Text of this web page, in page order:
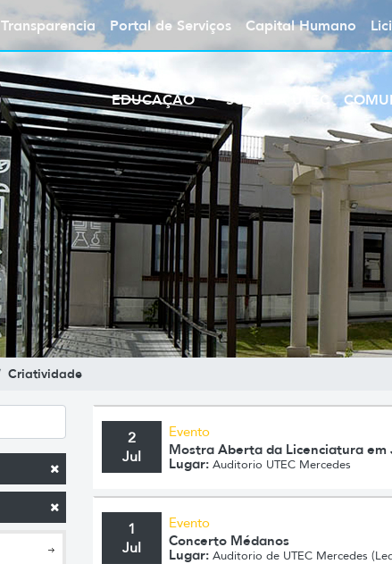
Transparencia Portal de Serviços Capital Humano
EDUCAÇÃO SOBRE A UTEC
Criatividade
2
Jul
Evento
Mostra Aberta da Licenciatura em
Lugar: Auditorio UTEC Mercedes
1
Jul
Evento
Concerto Médanos
Lugar: Auditorio de UTEC Mercedes